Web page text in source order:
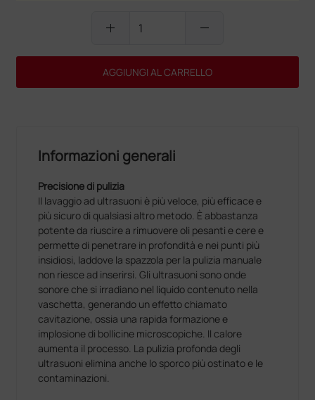
add remove
AGGIUNGI AL CARRELLO
Informazioni generali
Precisione di pulizia
Il lavaggio ad ultrasuoni è più veloce, più efficace e
più sicuro di qualsiasi altro metodo. È abbastanza
potente da riuscire a rimuovere oli pesanti e cere e
permette di penetrare in profondità e nei punti più
insidiosi, laddove la spazzola per la pulizia manuale
non riesce ad inserirsi. Gli ultrasuoni sono onde
sonore che si irradiano nel liquido contenuto nella
vaschetta, generando un effetto chiamato
cavitazione, ossia una rapida formazione e
implosione di bollicine microscopiche. Il calore
aumenta il processo. La pulizia profonda degli
ultrasuoni elimina anche lo sporco più ostinato e le
contaminazioni.